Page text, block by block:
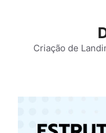
conteúdoCriação de